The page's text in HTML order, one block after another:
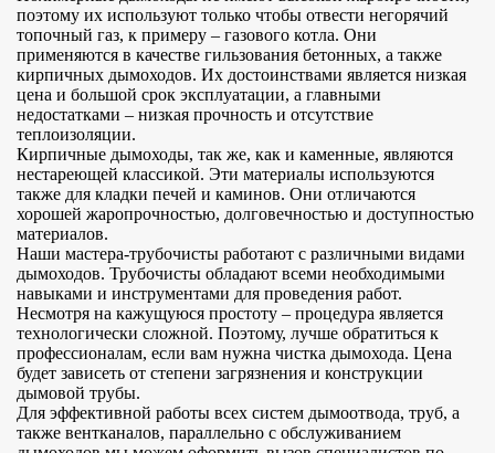
поэтому их используют только чтобы отвести негорячий
топочный газ, к примеру – газового котла. Они
применяются в качестве гильзования бетонных, а также
кирпичных дымоходов. Их достоинствами является низкая
цена и большой срок эксплуатации, а главными
недостатками – низкая прочность и отсутствие
теплоизоляции.
Кирпичные дымоходы, так же, как и каменные, являются
нестареющей классикой. Эти материалы используются
также для кладки печей и каминов. Они отличаются
хорошей жаропрочностью, долговечностью и доступностью
материалов.
Наши мастера-трубочисты работают с различными видами
дымоходов. Трубочисты обладают всеми необходимыми
навыками и инструментами для проведения работ.
Несмотря на кажущуюся простоту – процедура является
технологически сложной. Поэтому, лучше обратиться к
профессионалам, если вам нужна чистка дымохода. Цена
будет зависеть от степени загрязнения и конструкции
дымовой трубы.
Для эффективной работы всех систем дымоотвода, труб, а
также вентканалов, параллельно с обслуживанием